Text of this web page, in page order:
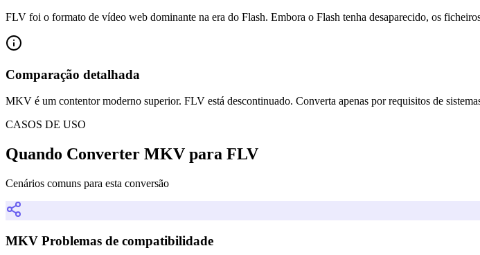
FLV foi o formato de vídeo web dominante na era do Flash. Embora o Flash tenha desaparecido, os
Comparação detalhada
MKV é um contentor moderno superior. FLV está descontinuado. Converta apenas por requisitos de
CASOS DE USO
Quando Converter MKV para FLV
Cenários comuns para esta conversão
MKV Problemas de compatibilidade